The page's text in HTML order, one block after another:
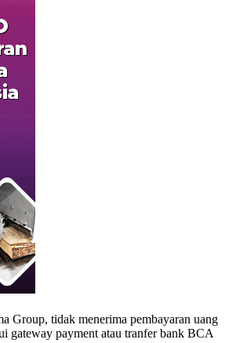
Group, tidak menerima pembayaran uang
gateway payment atau tranfer bank BCA